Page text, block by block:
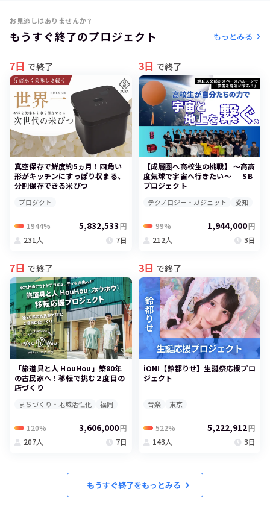
お見逃しはありませんか？
もうすぐ終了のプロジェクト もっとみる
7日 で終了
真空保存で鮮度約5ヵ月！四角い
形がキッチンにすっぽり収まる、
分割保存できる米びつ
プロダクト
1944% 5,832,533円
231人
7日
3日 で終了
【成層圏へ高校生の挑戦】 ～高高
度気球で宇宙へ行きたい～ ｜ SB
プロジェクト
テクノロジー・ガジェット 愛知
99% 1,944,000円
212人
3日
7日 で終了
「旅道具と人 HouHou」築80年
の古民家へ！移転で挑む２度目の
店づくり
まちづくり・地域活性化 福岡
120% 3,606,000円
207人
7日
3日 で終了
iON!【鈴都りせ】生誕祭応援プロ
ジェクト
音楽 東京
522% 5,222,912円
143人
3日
もうすぐ終了をもっとみる